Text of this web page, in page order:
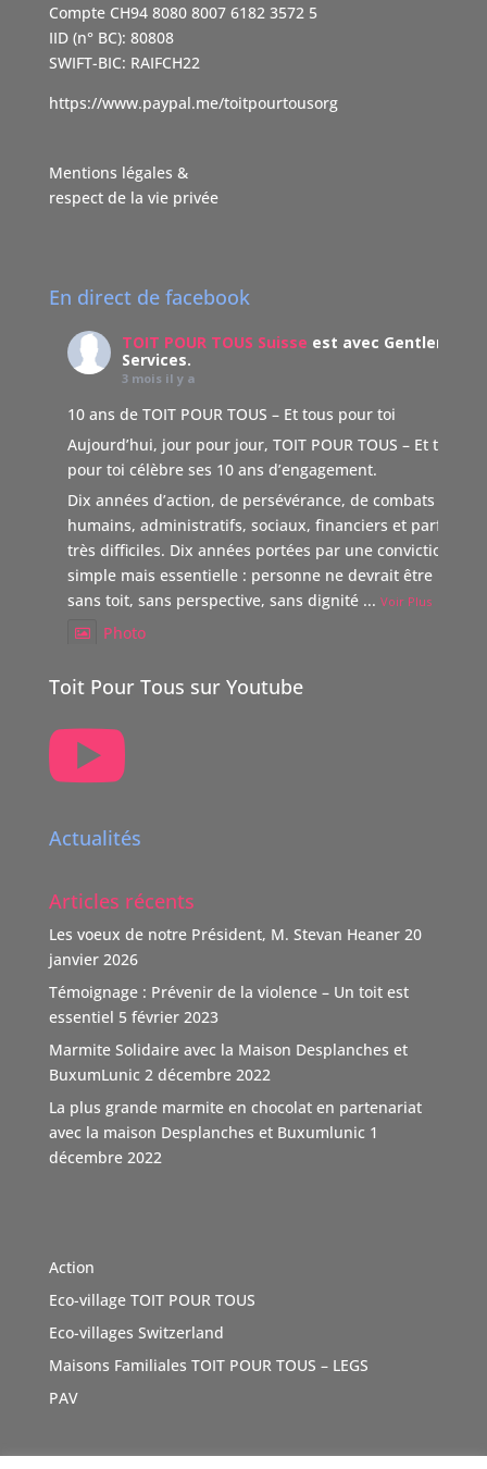
Compte CH94 8080 8007 6182 3572 5
IID (n° BC): 80808
SWIFT-BIC: RAIFCH22
https://www.paypal.me/toitpourtousorg
Mentions légales &
respect de la vie privée
En direct de facebook
TOIT POUR TOUS Suisse est avec Gentleman
Services.
3 mois il y a
10 ans de TOIT POUR TOUS – Et tous pour toi
Aujourd’hui, jour pour jour, TOIT POUR TOUS – Et tous
pour toi célèbre ses 10 ans d’engagement.
Dix années d’action, de persévérance, de combats
humains, administratifs, sociaux, financiers et parfois
très difficiles. Dix années portées par une conviction
simple mais essentielle : personne ne devrait être laissé
sans toit, sans perspective, sans dignité ... Voir Plus
Photo
TOIT POUR TOUS Suisse
5 mois il y a
POUR TOUS Suisse.
donateur avec une volonté claire : soutenir des causes
humaines, sociales, environnementales et culturelles
qui font la différence."
TOIT POUR TOUS remercie vivement ce soutien,
d'autant que l'association n'est pas subventionnée
Video
Voir sur Facebook · Partager
TOIT POUR TOUS Suisse
Immo, partenaire de l'association TOIT POUR TOUS
Suisse. Merci de sa générosité à travers cette initiative
vertue#Don
#geneve
#sensibilisationst#inauguration
Toit Pour Tous sur Youtube

Actualités
Articles récents
Les voeux de notre Président, M. Stevan Heaner 20
janvier 2026
Témoignage : Prévenir de la violence – Un toit est
essentiel 5 février 2023
Marmite Solidaire avec la Maison Desplanches et
BuxumLunic 2 décembre 2022
La plus grande marmite en chocolat en partenariat
avec la maison Desplanches et Buxumlunic 1
décembre 2022
Action
Eco-village TOIT POUR TOUS
Eco-villages Switzerland
Maisons Familiales TOIT POUR TOUS – LEGS
PAV